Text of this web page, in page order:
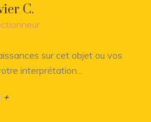
C.
sur cet objet ou vos
interprétation...
+